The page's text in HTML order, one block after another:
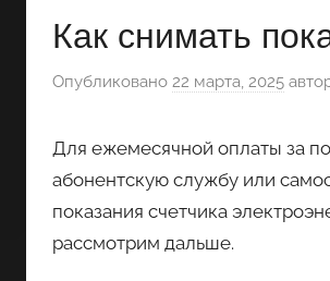
Как снимать
Опубликовано 22 марта, 2025
Для ежемесячной оплаты за
абонентскую службу или
показания счетчика
рассмотрим дальше.